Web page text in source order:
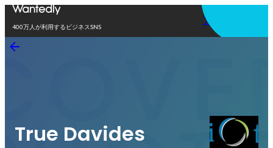
400万人が利用するビジネスSNS
アプリを使う
True Davides